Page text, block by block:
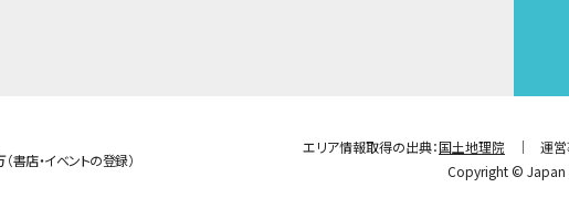
（書店・イベントの登録）
エリア情報取得の出典：国土地理院 運営
Copyright © Japan